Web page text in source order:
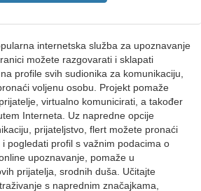
internetska služba za upoznavanje
možete razgovarati i sklapati
profile svih sudionika za komunikaciju,
voljenu osobu. Projekt pomaže
virtualno komunicirati, a također
Interneta. Uz napredne opcije
prijateljstvo, flert možete pronaći
pogledati profil s važnim podacima o
upoznavanje, pomaže u
prijatelja, srodnih duša. Učitajte
s naprednim značajkama,